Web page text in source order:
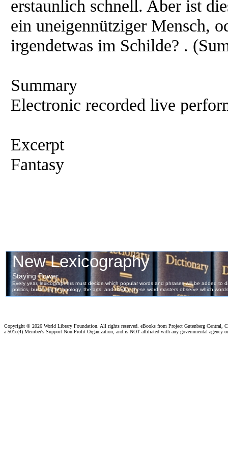
erstaunlich schnell. Aber ist
ein uneigennütziger Mensch,
irgendetwas im Schilde? .
Summary
Electronic recorded live
Excerpt
Fantasy
Copyright © 2026 World Library Foundation. All rights reserved. eBooks from Project Gutenberg Central,
a 501c(4) Member's Support Non-Profit Organization, and is NOT affiliated with any governmental agency